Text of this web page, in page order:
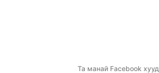
Та манай Facebook